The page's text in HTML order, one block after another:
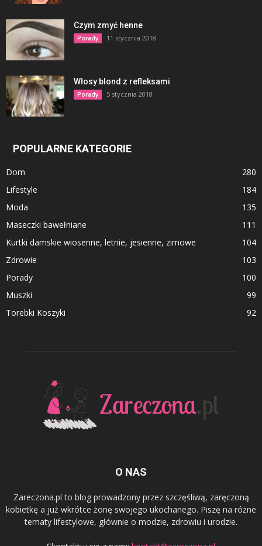
Czym zmyć henne
Porady 11 stycznia 2018
Włosy blond z refleksami
Porady 5 stycznia 2018
POPULARNE KATEGORIE
Dom
280
Lifestyle
184
Moda
135
Maseczki bawełniane
111
Kurtki damskie wiosenne, letnie, jesienne, zimowe
104
Zdrowie
103
Porady
100
Muszki
99
Torebki Koszyki
92
O NAS
Zareczona.pl to blog prowadzony przez szczęśliwą, zaręczoną
kobietkę a już wkrótce żonę swojego ukochanego. Piszę na różne
tematy lifestylowe, głównie o modzie, zdrowiu i urodzie.